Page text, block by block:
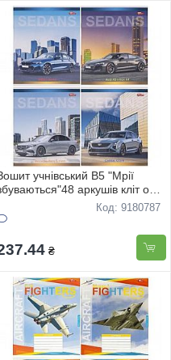
учнівський В5 "Мрії
аркушів клiт офс
Код: 9180787
₴